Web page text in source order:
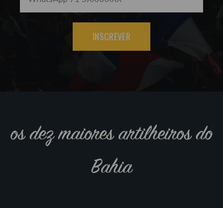
INSCREVER
os dez maiores artilheiros do
Bahia